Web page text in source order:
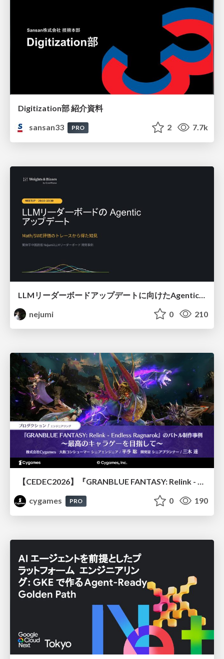
Digitization部 紹介資料
sansan33
PRO 2 7.7k
nejumi
0 210
【CEDEC2026】『GRANBLUE FANTASY: Relink - Endless Ragnarok』のバトル制作事例 ～最高のキャラゲーを目指して～
cygames
PRO 0 190